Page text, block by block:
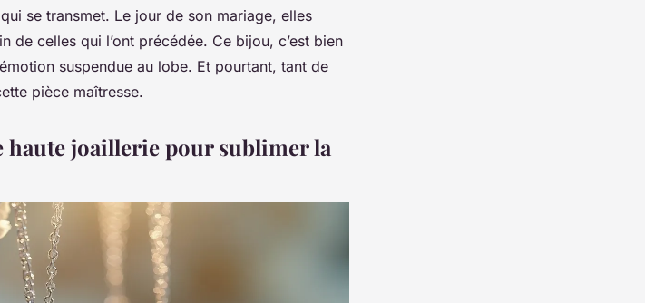
se transmet. Le jour de son mariage, elles
de celles qui l’ont précédée. Ce bijou, c’est bien
suspendue au lobe. Et pourtant, tant de
pièce maîtresse.
haute joaillerie pour sublimer la